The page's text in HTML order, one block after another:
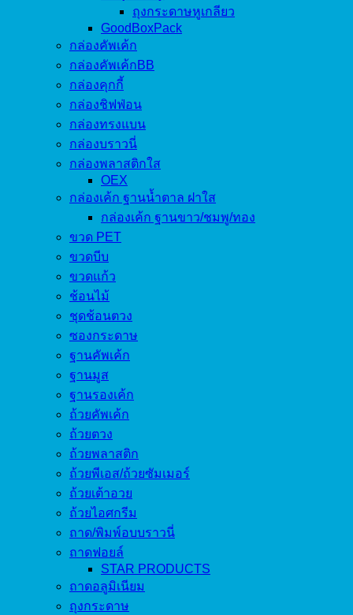
ถุงกระดาษหูเกลียว
GoodBoxPack
กล่องคัพเค้ก
กล่องคัพเค้กBB
กล่องคุกกี้
กล่องชิฟฟ่อน
กล่องทรงแบน
กล่องบราวนี่
กล่องพลาสติกใส
OEX
กล่องเค้ก ฐานน้ำตาล ฝาใส
กล่องเค้ก ฐานขาว/ชมพู/ทอง
ขวด PET
ขวดบีบ
ขวดแก้ว
ช้อนไม้
ชุดช้อนตวง
ซองกระดาษ
ฐานคัพเค้ก
ฐานมูส
ฐานรองเค้ก
ถ้วยคัพเค้ก
ถ้วยตวง
ถ้วยพลาสติก
ถ้วยพีเอส/ถ้วยซัมเมอร์
ถ้วยเต้าอวย
ถ้วยไอศกรีม
ถาด/พิมพ์อบบราวนี่
ถาดฟอยล์
STAR PRODUCTS
ถาดอลูมิเนียม
ถุงกระดาษ